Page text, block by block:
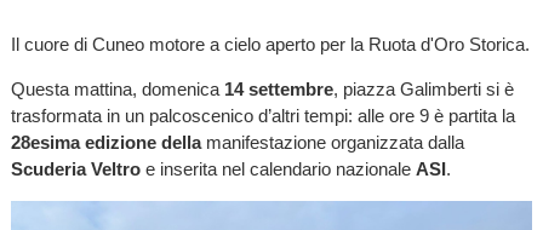
Il cuore di Cuneo motore a cielo aperto per la Ruota d'Oro Storica.
Questa mattina, domenica 14 settembre, piazza Galimberti si è
trasformata in un palcoscenico d’altri tempi: alle ore 9 è partita la
28esima edizione della manifestazione organizzata dalla
Scuderia Veltroe inserita nel calendario nazionale ASI.